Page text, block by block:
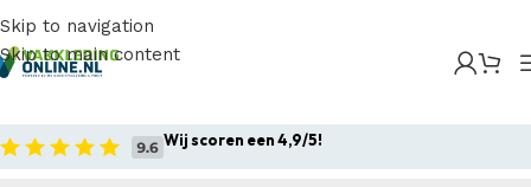
Skip to navigation
Skip to main content
Wij scoren een 4,9/5!
Poloshirts/ Tricorp – Poloshirt 60°C Wasbaar